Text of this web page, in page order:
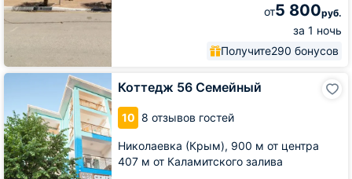
от5 800руб.
за 1 ночь
Получите290 бонусов
Коттедж 56 Семейный
10 8 отзывов гостей
Николаевка (Крым), 900 м от центра
407 м от Каламитского залива
Коттедж
Семейный